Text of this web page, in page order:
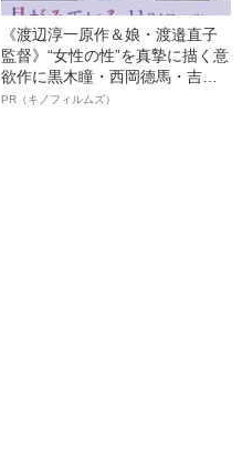
《渡辺淳一原作＆娘・渡邉直子
監督》“女性の性”を真摯に描く意
欲作に黒木瞳・西岡德馬・吉田
羊が出演決定！《映画『月がみ
PR（キノフィルムズ）